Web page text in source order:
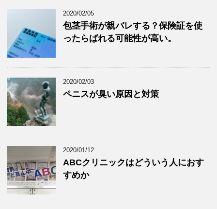
2020/02/05
包茎手術が親バレする？保険証を使
ったらばれる可能性が高い。
2020/02/03
ペニスが臭い原因と対策
2020/01/12
ABCクリニックはどういう人におす
すめか